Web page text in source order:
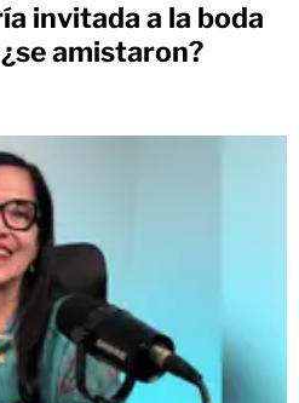
invitada a la boda
amistaron?